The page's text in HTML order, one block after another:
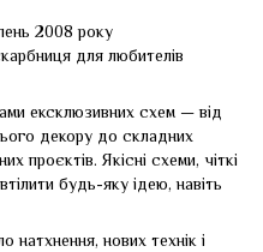
2008 року
для любителів
ексклюзивних схем — від
декору до складних
проєктів. Якісні схеми, чіткі
будь-яку ідею, навіть
нових технік і